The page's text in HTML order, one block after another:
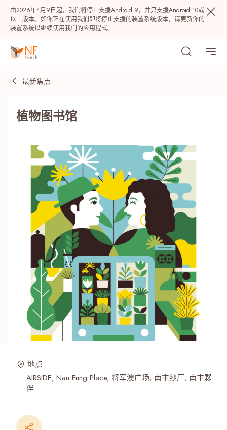
由2026年4月9日起，我们将停止支援Android 9，并只支援Android 10或
以上版本。如你正在使用我们即将停止支援的装置系统版本，请更新你的
装置系统以继续使用我们的应用程式。
NF Points AIRSIDE 奖赏
最近搜寻纪录
最新焦点
植物图书馆
地点
AIRSIDE Nan Fung Place 将军澳广场 南丰纱厂 南丰夥
伴